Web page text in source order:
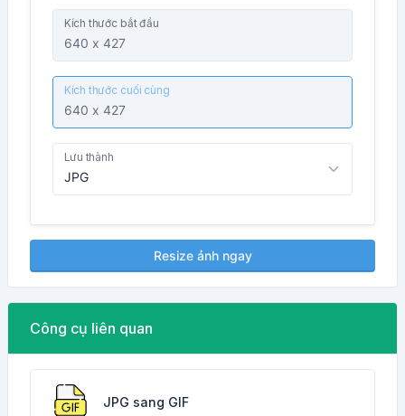
Kích thước bắt đầu
Kích thước cuối cùng
Lưu thành
Resize ảnh ngay
Công cụ liên quan
JPG sang GIF